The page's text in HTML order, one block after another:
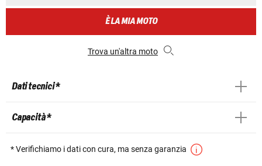
È LA MIA MOTO
Trova un'altra moto
Dati tecnici *
Capacità *
* Verifichiamo i dati con cura, ma senza garanzia